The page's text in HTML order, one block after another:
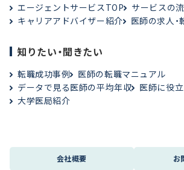
エージェントサービスTOP
サービスの
キャリアアドバイザー紹介
医師の求人・
知りたい・聞きたい
転職成功事例
医師の転職マニュアル
データで見る医師の平均年収
医師に役
大学医局紹介
会社概要 お